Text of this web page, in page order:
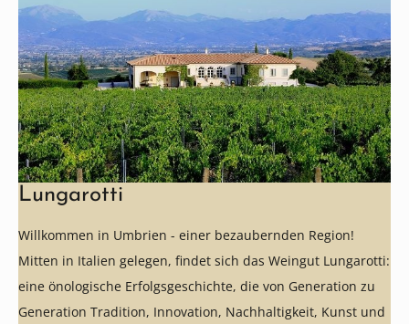
Lungarotti
Willkommen in Umbrien - einer bezaubernden Region!
Mitten in Italien gelegen, findet sich das Weingut Lungarotti:
eine önologische Erfolgsgeschichte, die von Generation zu
Generation Tradition, Innovation, Nachhaltigkeit, Kunst und